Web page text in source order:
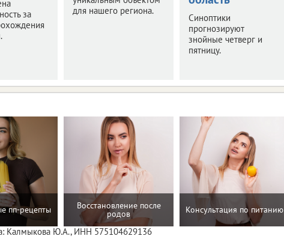
за
для нашего региона.
Синоптики
прогнозируют
знойные четверг и
пятницу.
пп-рецепты Восстановление после
родов Консультация по питанию
Калмыкова Ю.А., ИНН 575104629136